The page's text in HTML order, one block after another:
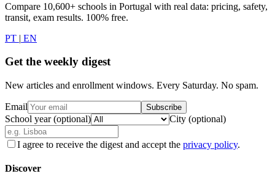
Compare 10,600+ schools in Portugal with real data: pricing, safety,
transit, exam results. 100% free.
PT | EN
Get the weekly digest
New articles and enrollment windows. Every Saturday. No spam.
Email Subscribe
School year (optional) City (optional)
I agree to receive the digest and accept the privacy policy.
Discover